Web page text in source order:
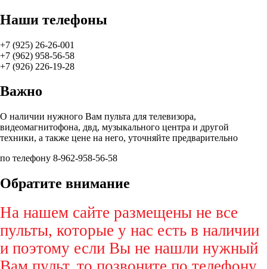
Наши телефоны
+7 (925) 26-26-001
+7 (962) 958-56-58
+7 (926) 226-19-28
Важно
О наличии нужного Вам пульта для телевизора,
видеомагнитофона, двд, музыкального центра и другой
техники, а также цене на него, уточняйте предварительно
по телефону 8-962-958-56-58
Обратите внимание
На нашем сайте размещены не все
пульты, которые у нас есть в наличии
и поэтому если Вы не нашли нужный